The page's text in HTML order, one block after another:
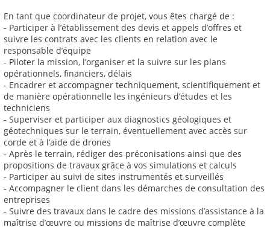
En tant que coordinateur de projet, vous êtes chargé de :
- Participer à l’établissement des devis et appels d’offres et
suivre les contrats avec les clients en relation avec le
responsable d’équipe
- Piloter la mission, l’organiser et la suivre sur les plans
opérationnels, financiers, délais
- Encadrer et accompagner techniquement, scientifiquement et
de manière opérationnelle les ingénieurs d’études et les
techniciens
- Superviser et participer aux diagnostics géologiques et
géotechniques sur le terrain, éventuellement avec accès sur
corde et à l’aide de drones
- Après le terrain, rédiger des préconisations ainsi que des
propositions de travaux grâce à vos simulations et calculs
- Participer au suivi de sites instrumentés et surveillés
- Accompagner le client dans les démarches de consultation des
entreprises
- Suivre des travaux dans le cadre des missions d’assistance à la
maîtrise d’œuvre ou missions de maîtrise d’œuvre complète